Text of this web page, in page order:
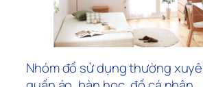
Nhóm đồ sử dụng thường